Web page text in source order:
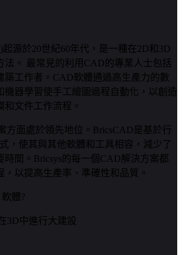
源於20世紀60年代，是一種在2D和3D
法。 最常見的利用CAD的專業人士包括
築工作者。CAD軟體通過高生產力的數
機器學習使手工繪圖過程自動化，以創造
和文件工作流程。
方面處於領先地位。BricsCAD是基於行
，使其與其他軟體和工具相容，減少了
時間。Bricsys的每一個CAD解決方案都
，以提高生產率、準確性和品質。
體?
3D中進行大建設